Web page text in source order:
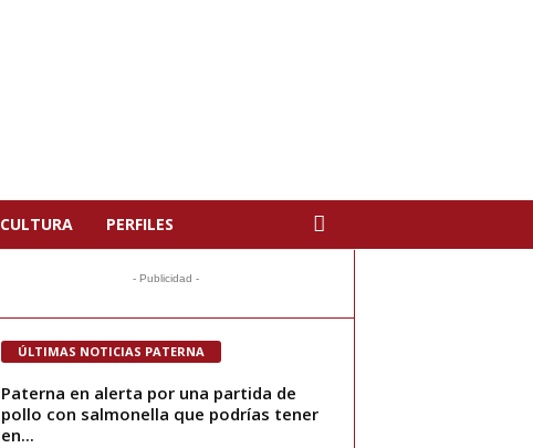
CULTURA PERFILES
- Publicidad -
ÚLTIMAS NOTICIAS PATERNA
Paterna en alerta por una partida de
pollo con salmonella que podrías tener
en...